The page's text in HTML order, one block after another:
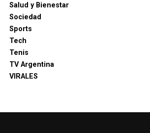
Salud y Bienestar
Sociedad
Sports
Tech
Tenis
TV Argentina
VIRALES